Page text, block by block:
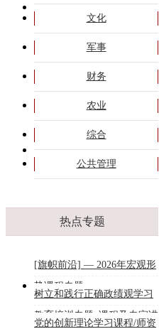
商务合作
政策解读 高端会议
联系我们
文化
军事
财务
农业
综合
公共管理
热点专题
[旗帜前沿] — 2026年宏观形
势课程专题
树立和践行正确政绩观学习
教育培训专题_课程及专家讲
党的创新理论学习课程/师资